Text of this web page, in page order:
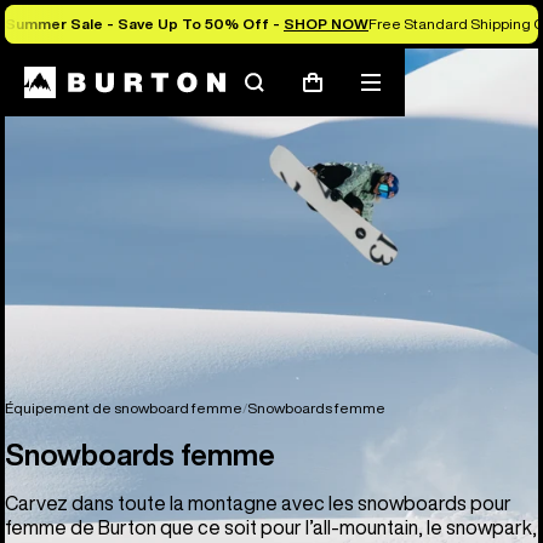
Summer Sale - Save Up To 50% Off - SHOP NOWFree Standard Shipping
Rechercher
PanierMenu
Équipement de snowboard femme Snowboards femme
Snowboards femme
Carvez dans toute la montagne avec les snowboards pour
femme de Burton que ce soit pour l’all-mountain, le snowpark,